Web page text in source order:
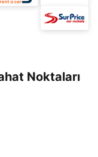
Noktaları